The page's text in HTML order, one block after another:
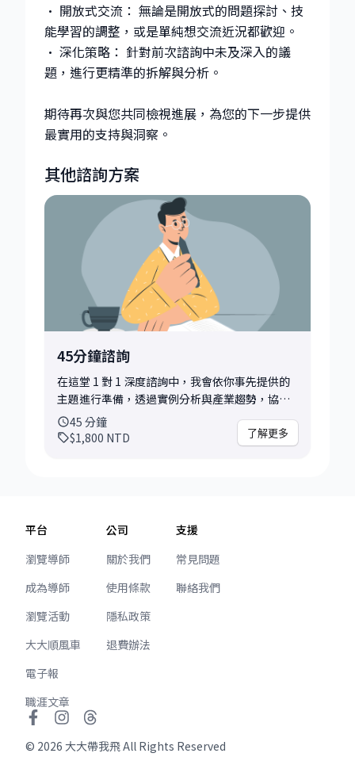
• 開放式交流： 無論是開放式的問題探討、技
能學習的調整，或是單純想交流近況都歡迎。
• 深化策略： 針對前次諮詢中未及深入的議
題，進行更精準的拆解與分析。
期待再次與您共同檢視進展，為您的下一步提供
最實用的支持與洞察。
其他諮詢方案
45分鐘諮詢
在這堂 1 對 1 深度諮詢中，我會依你事先提供的
主題進行準備，透過實例分析與產業趨勢，協助
你釐清思路、評估風險並提出具體建議。 可討論
的主題彈性高，常見範例包括： • 面試準備、理
解面試官尋求的資訊點 • 撰寫履歷亮點、表達各
係，我們可以一起拆解思路、找出關鍵。 會後你
將獲得： • 一個明確可行的下一步行動建議 •
我的觀察與客觀回饋 • 後續可行的發展方向，或
職涯方向，或想初步體驗 mentoring 的你。 期
待在短時間內為你帶來清晰與行動力！
45 分鐘
$1,800 NTD 了解更多
平台
瀏覽導師
成為導師
瀏覽活動
大大順風車
電子報
職涯文章
公司
關於我們
使用條款
隱私政策
退費辦法
支援
常見問題
聯絡我們
© 2026 大大帶我飛 All Rights Reserved